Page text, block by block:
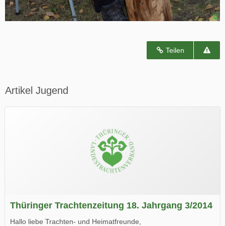
Teilen
Artikel Jugend
Thüringer Trachtenzeitung 18. Jahrgang 3/2014
Hallo liebe Trachten- und Heimatfreunde,